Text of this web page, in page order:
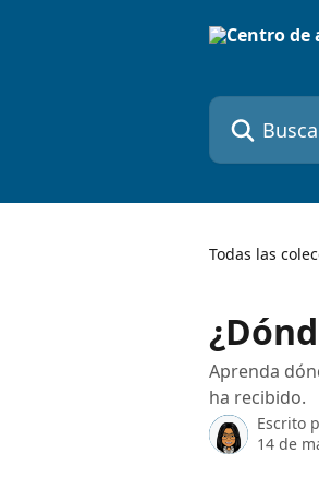
Buscar
Todas las
Aprenda
ha recibido.
Escrito
14 de